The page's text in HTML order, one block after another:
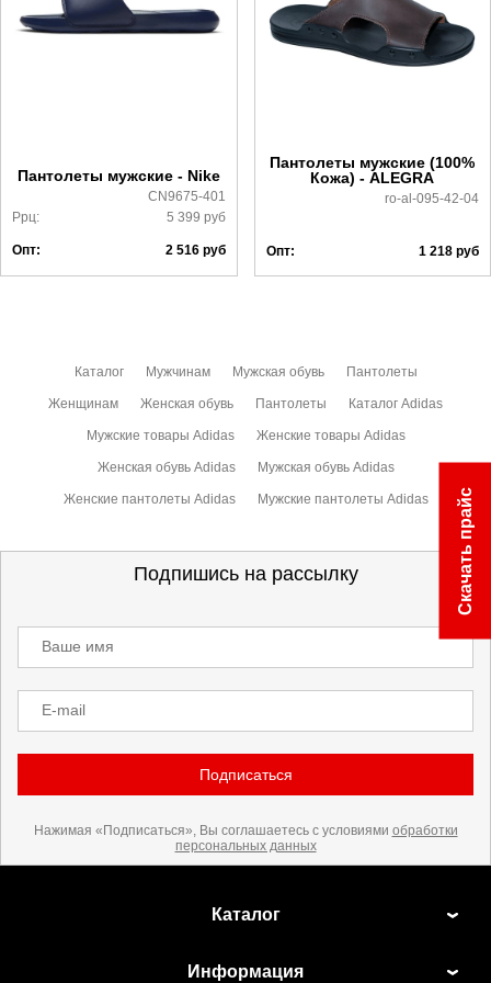
Доставка по России всеми транспортными ТК, а также с
Пантолеты мужские - Nike
CN9675-401
Ррц:
5 399 руб
Опт: 2 516руб
Пантолеты мужские (100%
Кожа) - ALEGRA
ro-al-095-42-04
Опт: 1 218 руб
Каталог Мужчинам Мужская обувь Пантолеты
Женщинам Женская обувь Пантолеты Каталог Adidas
Мужские товары Adidas Женские товары Adidas
Женская обувь Adidas Мужская обувь Adidas
Женские пантолеты Adidas Мужские пантолеты Adidas
Подпишись на рассылку
Ваше имя
E-mail
Подписаться
Нажимая «Подписаться», Вы соглашаетесь с условиями обработки
персональных данных
Каталог
Информация
Скачать прайс